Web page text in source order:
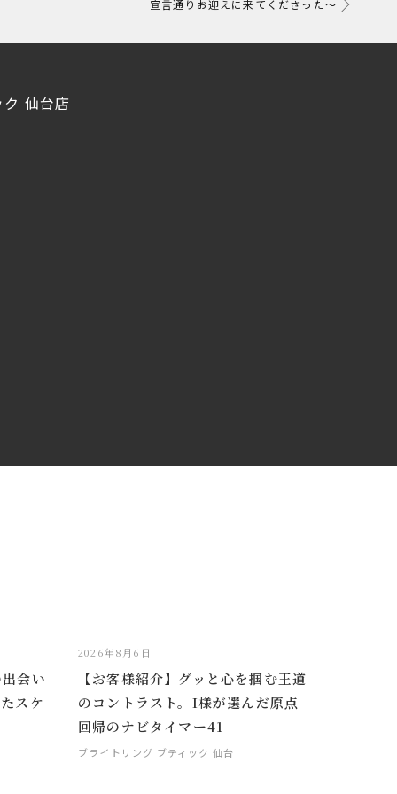
宣言通りお迎えに来てくださった～
会い
スケ
2026年8月6日
【お客様紹介】グッと心を掴む王道
のコントラスト。I様が選んだ原点
回帰のナビタイマー41
ブライトリング ブティック 仙台